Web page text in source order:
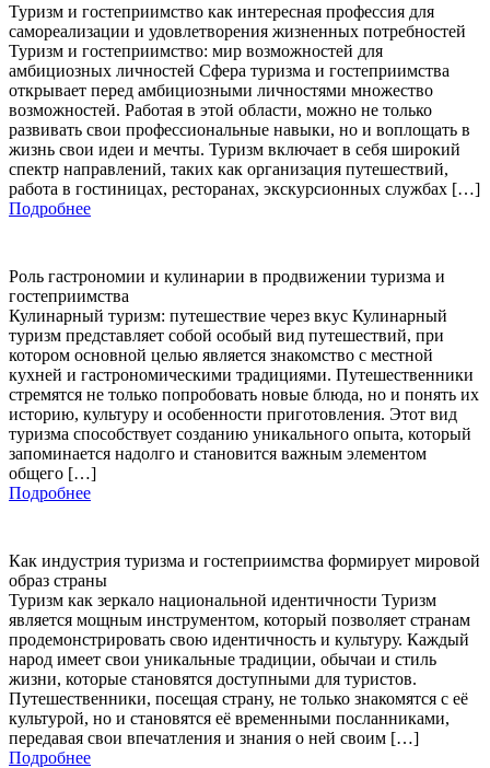
Туризм и гостеприимство как интересная профессия для
самореализации и удовлетворения жизненных потребностей
Туризм и гостеприимство: мир возможностей для
амбициозных личностей Сфера туризма и гостеприимства
открывает перед амбициозными личностями множество
возможностей. Работая в этой области, можно не только
развивать свои профессиональные навыки, но и воплощать в
жизнь свои идеи и мечты. Туризм включает в себя широкий
спектр направлений, таких как организация путешествий,
работа в гостиницах, ресторанах, экскурсионных службах […]
Подробнее
Роль гастрономии и кулинарии в продвижении туризма и
гостеприимства
Кулинарный туризм: путешествие через вкус Кулинарный
туризм представляет собой особый вид путешествий, при
котором основной целью является знакомство с местной
кухней и гастрономическими традициями. Путешественники
стремятся не только попробовать новые блюда, но и понять их
историю, культуру и особенности приготовления. Этот вид
туризма способствует созданию уникального опыта, который
запоминается надолго и становится важным элементом
общего […]
Подробнее
Как индустрия туризма и гостеприимства формирует мировой
образ страны
Туризм как зеркало национальной идентичности Туризм
является мощным инструментом, который позволяет странам
продемонстрировать свою идентичность и культуру. Каждый
народ имеет свои уникальные традиции, обычаи и стиль
жизни, которые становятся доступными для туристов.
Путешественники, посещая страну, не только знакомятся с её
культурой, но и становятся её временными посланниками,
передавая свои впечатления и знания о ней своим […]
Подробнее